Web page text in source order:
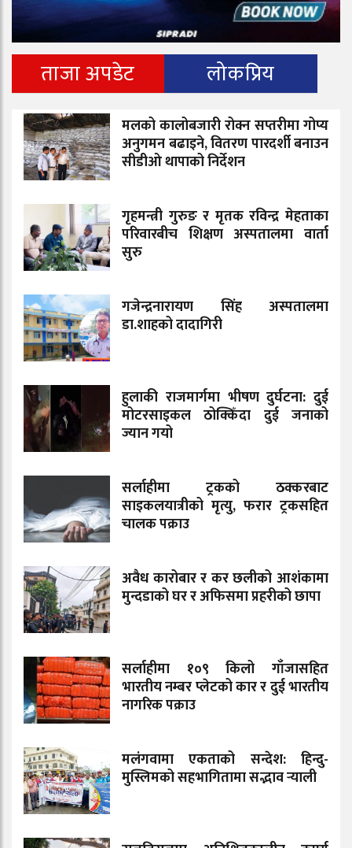
ताजा अपडेट लोकप्रिय
मलको कालोबजारी रोक्न सप्तरीमा गोप्य
अनुगमन बढाइने, वितरण पारदर्शी बनाउन
सीडीओ थापाको निर्देशन
गृहमन्त्री गुरुङ र मृतक रविन्द्र मेहताका
परिवारबीच शिक्षण अस्पतालमा वार्ता
सुरु
गजेन्द्रनारायण सिंह अस्पतालमा
डा.शाहको दादागिरी
हुलाकी राजमार्गमा भीषण दुर्घटना: दुई
मोटरसाइकल ठोक्किँदा दुई जनाको
ज्यान गयो
सर्लाहीमा ट्रकको ठक्करबाट
साइकलयात्रीको मृत्यु, फरार ट्रकसहित
चालक पक्राउ
अवैध कारोबार र कर छलीको आशंकामा
मुन्दडाको घर र अफिसमा प्रहरीको छापा
सर्लाहीमा १०९ किलो गाँजासहित
भारतीय नम्बर प्लेटको कार र दुई भारतीय
नागरिक पक्राउ
मलंगवामा एकताको सन्देश: हिन्दु-
मुस्लिमको सहभागितामा सद्भाव र्‍याली